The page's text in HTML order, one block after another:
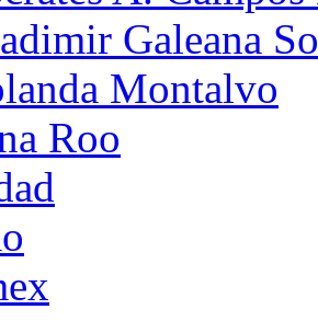
Galeana
Montalvo
Roo